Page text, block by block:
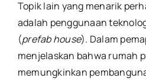
Topik lain yang menarik
adalah penggunaan
(prefab house). Dalam
menjelaskan bahwa rumah
memungkinkan